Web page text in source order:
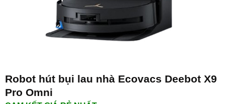
Robot hút bụi lau nhà Ecovacs Deebot X9
Pro Omni